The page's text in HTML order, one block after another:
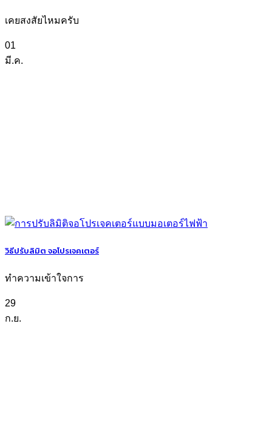
เคยสงสัยไหมครับ
01
มี.ค.
วิธีปรับลิมิต จอโปรเจคเตอร์
ทำความเข้าใจการ
29
ก.ย.